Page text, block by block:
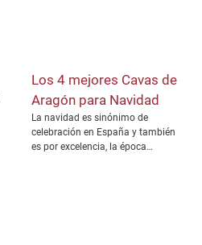
Los 4 mejores Cavas de
Aragón para Navidad
La navidad es sinónimo de
celebración en España y también
es por excelencia, la época…